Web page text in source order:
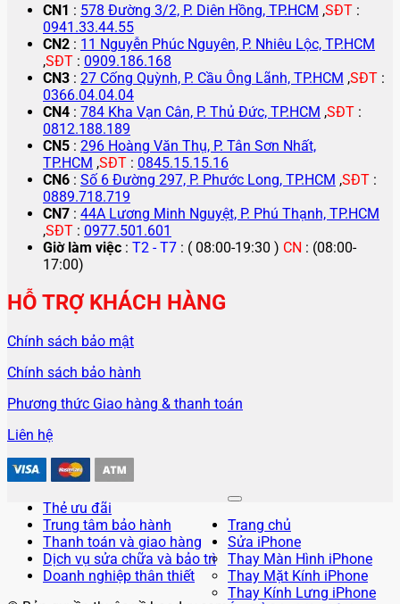
CN1 : 578 Đường 3/2, P. Diên Hồng, TP.HCM ,SĐT :
0941.33.44.55
CN2 : 11 Nguyễn Phúc Nguyên, P. Nhiêu Lộc, TP.HCM
,SĐT : 0909.186.168
CN3 : 27 Cống Quỳnh, P. Cầu Ông Lãnh, TP.HCM ,SĐT :
0366.04.04.04
CN4 : 784 Kha Vạn Cân, P. Thủ Đức, TP.HCM ,SĐT :
0812.188.189
CN5 : 296 Hoàng Văn Thụ, P. Tân Sơn Nhất,
TP.HCM ,SĐT : 0845.15.15.16
CN6 : Số 6 Đường 297, P. Phước Long, TP.HCM ,SĐT :
0889.718.719
CN7 : 44A Lương Minh Nguyệt, P. Phú Thạnh, TP.HCM
,SĐT : 0977.501.601
Giờ làm việc : T2 - T7 : ( 08:00-19:30 ) CN : (08:00-
17:00)
HỖ TRỢ KHÁCH HÀNG
Chính sách bảo mật
Chính sách bảo hành
Phương thức Giao hàng & thanh toán
Liên hệ
Thẻ ưu đãi
Trung tâm bảo hành
Thanh toán và giao hàng
Dịch vụ sửa chữa và bảo trì
Doanh nghiệp thân thiết
Trang chủ
Sửa iPhone
Thay Màn Hình iPhone
Thay Mặt Kính iPhone
Thay Kính Lưng iPhone